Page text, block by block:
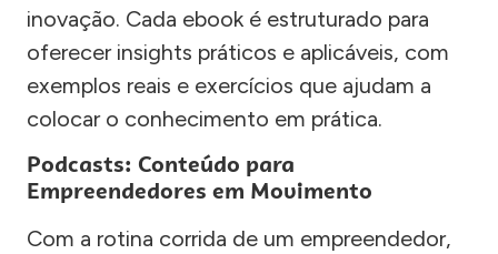
inovação. Cada ebook é estruturado para
oferecer insights práticos e aplicáveis, com
exemplos reais e exercícios que ajudam a
colocar o conhecimento em prática.
Podcasts: Conteúdo para
Empreendedores em Movimento
Com a rotina corrida de um empreendedor,